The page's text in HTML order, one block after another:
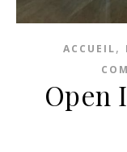
ACCUEIL,
Open